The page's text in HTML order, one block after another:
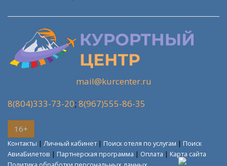
mail@kurcenter.ru
8(804)333-73-20; 8(967)555-86-35
16+
Контакты | Личный кабинет| Поиск отеля по услугам | Поиск
АвиаБилетов | Партнерская программа | Оплата | Карта сайта